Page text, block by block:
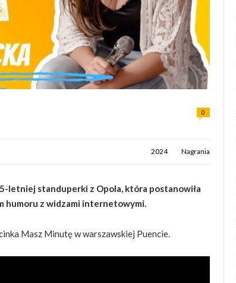
0
2024 Nagrania
letniej standuperki z Opola, która postanowiła
humoru z widzami internetowymi.
Masz Minutę w warszawskiej Puencie.